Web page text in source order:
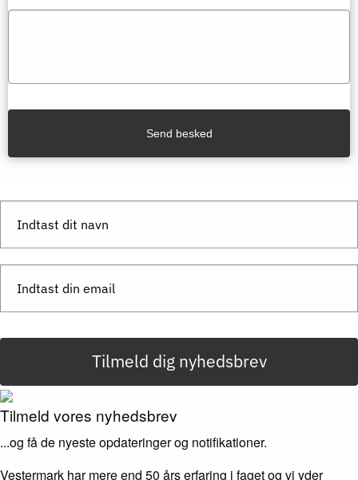
Send besked
Tilmeld dig nyhedsbrev
Tilmeld vores nyhedsbrev
...og få de nyeste opdateringer og notifikationer.
Vestermark har mere end 50 års erfaring i faget og vi yder